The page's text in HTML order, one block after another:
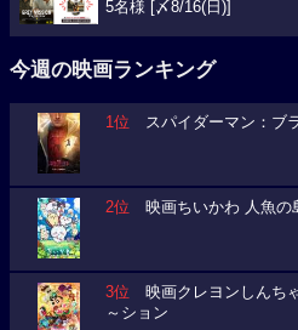
5名様 [〆8/16(日)]
今週の映画ランキング
1位 スパイダーマン：ブ
2位 映画ちいかわ 人魚の
3位 映画クレヨンしんち
～ション